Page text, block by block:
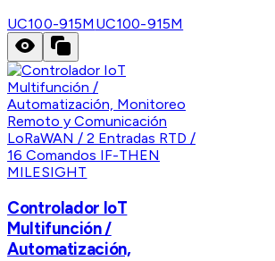
UC100-915M UC100-915M
MILESIGHT
Controlador IoT
Multifunción /
Automatización,